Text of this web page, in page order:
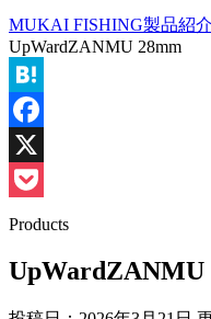
MUKAI FISHING製品紹介
UpWardZANMU 28mm
Hatena
Facebook
X
Pocket
Products
UpWardZANMU